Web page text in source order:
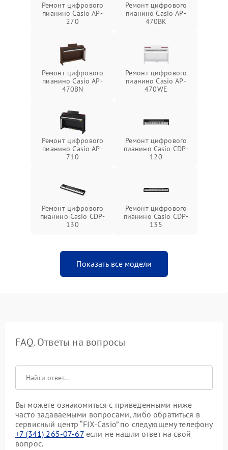
Ремонт цифрового
пианино Casio AP-
270
Ремонт цифрового
пианино Casio AP-
470BK
Ремонт цифрового
пианино Casio AP-
470BN
Ремонт цифрового
пианино Casio AP-
470WE
Ремонт цифрового
пианино Casio AP-
710
Ремонт цифрового
пианино Casio CDP-
120
Ремонт цифрового
пианино Casio CDP-
130
Ремонт цифрового
пианино Casio CDP-
135
Показать все модели
FAQ. Ответы на вопросы
Вы можете ознакомиться с приведенными ниже
часто задаваемыми вопросами, либо обратиться в
сервисный центр “FIX-Casio” по следующему телефону
+7 (341) 265-07-67если не нашли ответ на свой
вопрос.